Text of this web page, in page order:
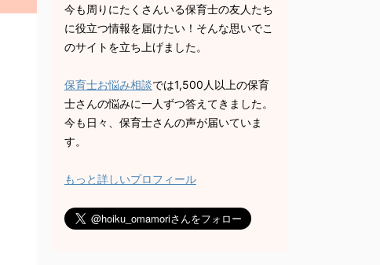
今も周りにたくさんいる保育士の友人たち
に役立つ情報を届けたい！そんな思いでこ
のサイトを立ち上げました。
保育士お悩み相談では1,500人以上の保育
士さんの悩みに一人ずつ答えてきました。
今も日々、保育士さんの声が届いていま
す。
もっと詳しいプロフィール